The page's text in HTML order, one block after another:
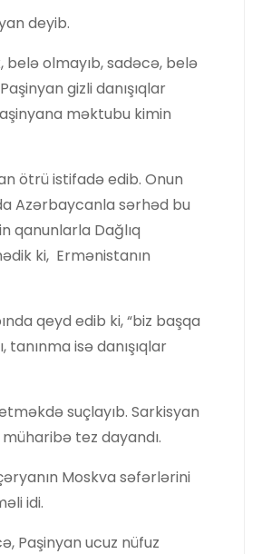
deyib.
belə olmayıb, sadəcə, belə
gizli danışıqlar
məktubu kimin
ötrü istifadə edib. Onun
Azərbaycanla sərhəd bu
qanunlarla Dağlıq
ki, Ermənistanın
qeyd edib ki, “biz başqa
isə danışıqlar
suçlayıb. Sarkisyan
tez dayandı.
Moskva səfərlərini
idi.
Paşinyan ucuz nüfuz